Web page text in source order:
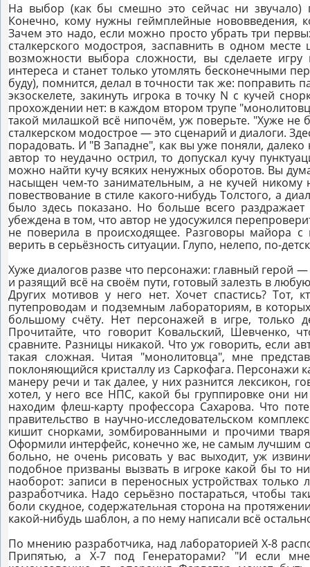
На выбор (как бы смешно это сейчас ни звучало)
Конечно, кому нужны геймплейные нововведения,
Зачем это надо, если можно просто убрать три
сталкерского модостроя, заспавнить в одном
возможности выбора сложности, вы сделаете
интереса и станет только утомлять бесконечными
буду), помнится, делал в точности так же:
экзоскелете, закинуть игрока в точку N с кучей
прохождении нет: в каждом втором трупе
такой милашкой всё нипочём, уж поверьте. "Хуже
сталкерском модострое — это сценарий и диалоги.
порадовать. И "В Западне", как вы уже поняли,
автор то неудачно острил, то допускал кучу
можно найти кучу всяких ненужных оборотов. Вы
насыщен чем-то занимательным, а не кучей никому
повествование в стиле какого-нибудь Толстого, а
было здесь показано. Но больше всего
убеждена в том, что автор не удосужился
не поверила в происходящее. Разговоры майора с
верить в серьёзность ситуации. Глупо, нелепо, по-
Хуже диалогов разве что персонажи: главный герой
и разящий всё на своём пути, готовый залезть в
Других мотивов у него нет. Хочет спастись?
путепроводам и подземным лабораториям, в
большому счёту. Нет персонажей в игре, только
Прочитайте, что говорит Ковальский, Шевченко,
сравните. Разницы никакой. Что уж говорить, если
такая сложная. Читая "монолитовца", мне
поклоняющийся кристаллу из Саркофага. Персонажи
манеру речи и так далее, у них разнится лексикон,
хотел, у него все НПС, какой бы группировке они
находим флеш-карту профессора Сахарова. Что
правительство в научно-исследовательском
кишит снорками, зомбированными и прочими
Оформили интерфейс, конечно же, не самым лучшим
больно, не очень рисовать у вас выходит, уж
подобное призваны вызвать в игроке какой бы то
наоборот: записи в переносных устройствах только
разработчика. Надо серьёзно постараться, чтобы
боли скудное, содержательная сторона на
какой-нибудь шаблон, а по нему написали всё
По мнению разработчика, над лабораторией Х-8
Припятью, а Х-7 под Генераторами? "И если